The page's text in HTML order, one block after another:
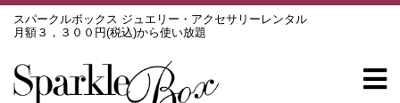
スパークルボックス ジュエリー・アクセサリーレンタル
月額３，３００円(税込)から使い放題